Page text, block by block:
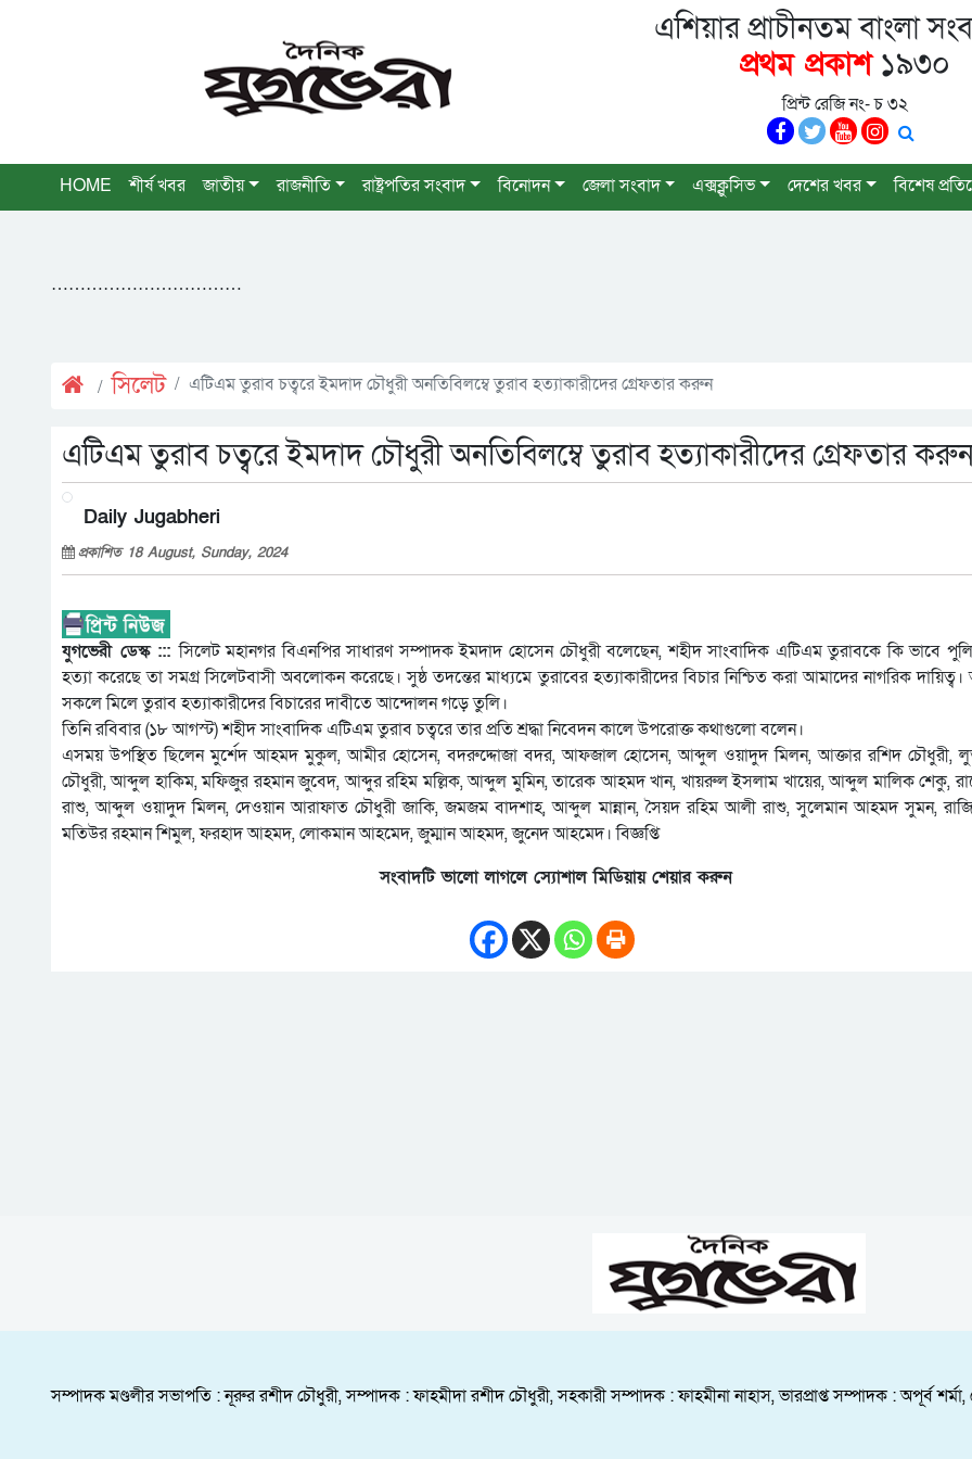
এশিয়ার প্রাচীনতম বাংলা
প্রথম প্রকাশ১৯৩০
প্রিন্ট রেজি নং- চ ৩২
HOME শীর্ষ খবর জাতীয় রাজনীতি রাষ্ট্রপতির সংবাদ বিনোদন জেলা সংবাদ এক্সক্লুসিভ দেশের খবর বিশেষ
……………………………
সিলেট এটিএম তুরাব চত্বরে ইমদাদ চৌধুরী অনতিবিলম্বে তুরাব হত্যাকারীদের গ্রেফতার করুন
এটিএম তুরাব চত্বরে ইমদাদ চৌধুরী অনতিবিলম্বে তুরাব হত্যাকারীদের গ্রেফতার
Daily Jugabheri
প্রকাশিত 18 August, Sunday, 2024
যুগভেরী ডেস্ক :::সিলেট মহানগর বিএনপির সাধারণ সম্পাদক ইমদাদ হোসেন চৌধুরী বলেছেন, শহীদ সাংবাদিক এটিএম তুরাবকে কি ভাবে
হত্যা করেছে তা সমগ্র সিলেটবাসী অবলোকন করেছে। সুষ্ঠ তদন্তের মাধ্যমে তুরাবের হত্যাকারীদের বিচার নিশ্চিত করা আমাদের নাগরিক
সকলে মিলে তুরাব হত্যাকারীদের বিচারের দাবীতে আন্দোলন গড়ে তুলি।
তিনি রবিবার (১৮ আগস্ট) শহীদ সাংবাদিক এটিএম তুরাব চত্বরে তার প্রতি শ্রদ্ধা নিবেদন কালে উপরোক্ত কথাগুলো বলেন।
এসময় উপস্থিত ছিলেন মুর্শেদ আহমদ মুকুল, আমীর হোসেন, বদরুদ্দোজা বদর, আফজাল হোসেন, আব্দুল ওয়াদুদ মিলন, আক্তার রশিদ চৌধুরী,
চৌধুরী, আব্দুল হাকিম, মফিজুর রহমান জুবেদ, আব্দুর রহিম মল্লিক, আব্দুল মুমিন, তারেক আহমদ খান, খায়রুল ইসলাম খায়ের, আব্দুল মালিক শেকু,
রাশু, আব্দুল ওয়াদুদ মিলন, দেওয়ান আরাফাত চৌধুরী জাকি, জমজম বাদশাহ, আব্দুল মান্নান, সৈয়দ রহিম আলী রাশু, সুলেমান আহমদ সুমন,
মতিউর রহমান শিমুল, ফরহাদ আহমদ, লোকমান আহমেদ, জুম্মান আহমদ, জুনেদ আহমেদ। বিজ্ঞপ্তি
সংবাদটি ভালো লাগলে স্যোশাল মিডিয়ায় শেয়ার করুন
সম্পাদক মণ্ডলীর সভাপতি : নূরুর রশীদ চৌধুরী, সম্পাদক : ফাহমীদা রশীদ চৌধুরী, সহকারী সম্পাদক : ফাহমীনা নাহাস, ভারপ্রাপ্ত সম্পাদক : অপূর্ব